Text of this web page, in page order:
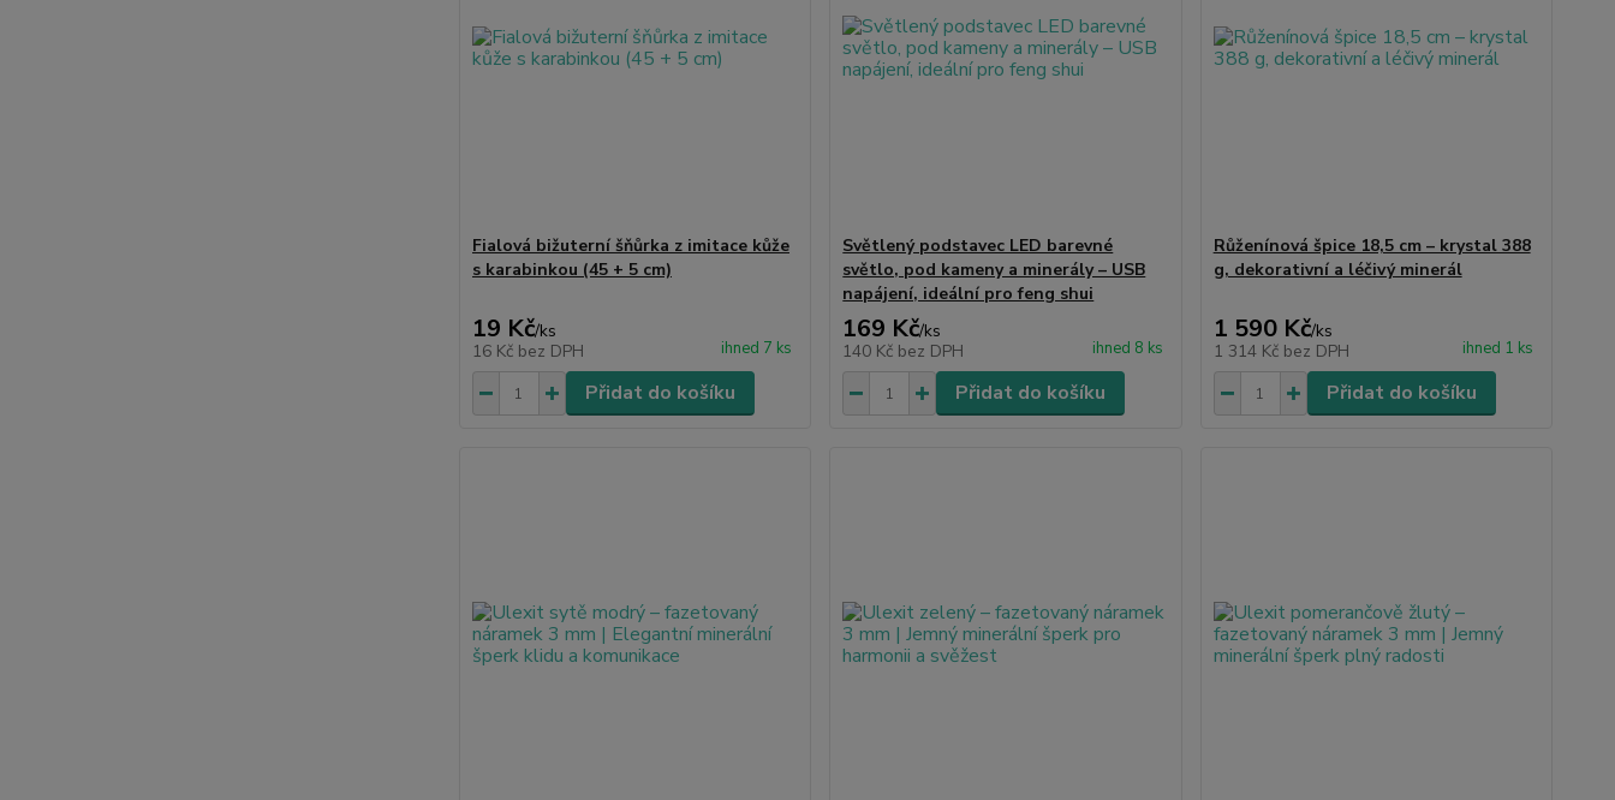
Fialová bižuterní šňůrka z imitace kůže
s karabinkou (45 + 5 cm)
19 Kč/ks
16 Kč bez DPH ihned 7 ks
Přidat do košíku
Světlený podstavec LED barevné
světlo, pod kameny a minerály – USB
napájení, ideální pro feng shui
169 Kč/ks
140 Kč bez DPH ihned 8 ks
Přidat do košíku
Růženínová špice 18,5 cm – krystal 388
g, dekorativní a léčivý minerál
1 590 Kč/ks
1 314 Kč bez DPH ihned 1 ks
Přidat do košíku